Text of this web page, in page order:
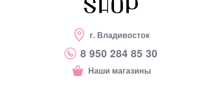
г. Владивосток
8 950 284 85 30
Наши магазины